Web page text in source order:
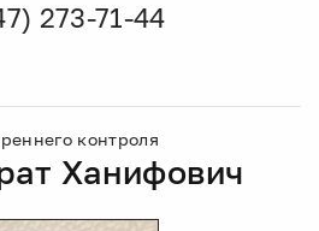
273-71-44
контроля
Ханифович